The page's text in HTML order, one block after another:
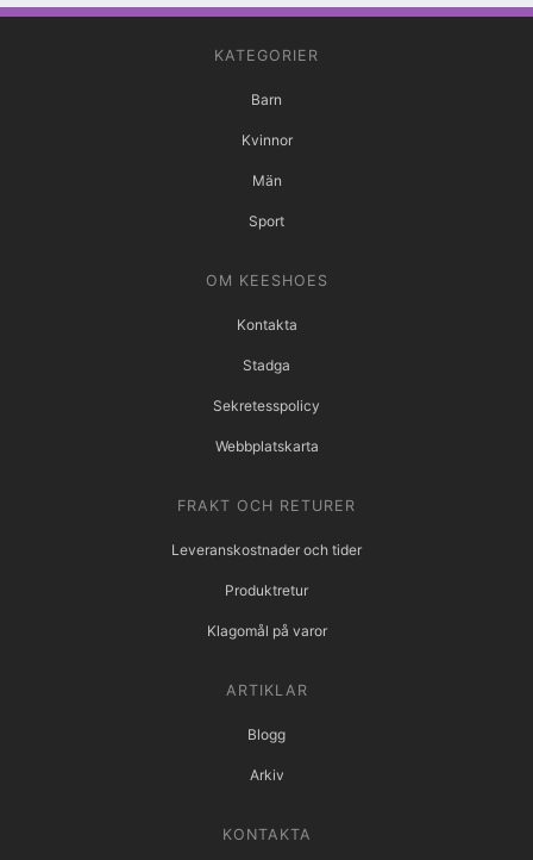
KATEGORIER
Barn
Kvinnor
Män
Sport
OM KEESHOES
Kontakta
Stadga
Sekretesspolicy
Webbplatskarta
FRAKT OCH RETURER
Leveranskostnader och tider
Produktretur
Klagomål på varor
ARTIKLAR
Blogg
Arkiv
KONTAKTA